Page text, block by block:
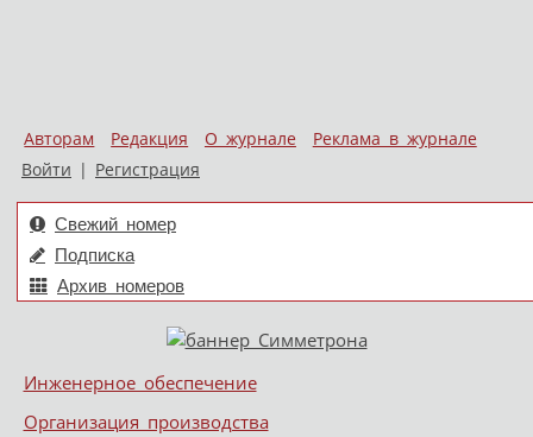
Авторам Редакция О журнале
Реклама в журнале
Войти | Регистрация
Свежий номер
Подписка
Архив номеров
Меню
Skip to content
Инженерное обеспечение
Организация производства